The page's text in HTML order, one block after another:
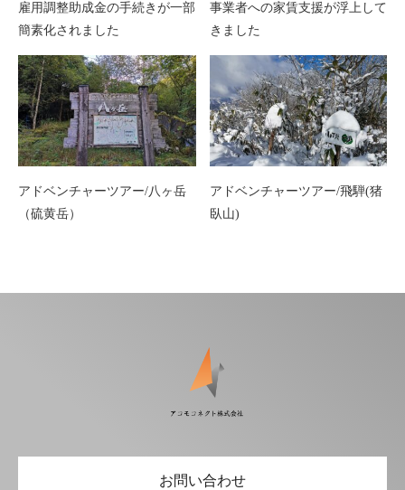
雇用調整助成金の手続きが一部
簡素化されました
事業者への家賃支援が浮上して
きました
アドベンチャーツアー/八ヶ岳
（硫黄岳）
アドベンチャーツアー/飛騨(猪
臥山)
お問い合わせ